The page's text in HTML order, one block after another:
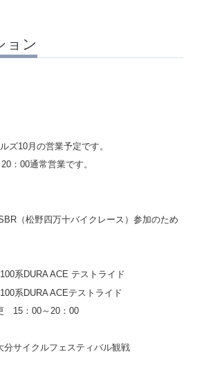
ョン
ズ10月の営業予定です。
：00通常営業です。
（松野四万十バイクレース）参加のため
系DURA ACE テストライド
系DURA ACEテストライド
15：00～20：00
サイクルフェスティバル観戦